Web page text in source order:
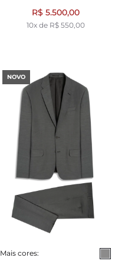
R$ 5.500,00
10x de R$ 550,00
Mais cores:
NOVO